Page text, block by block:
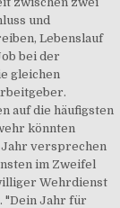
und
Lebenslauf
bei der
gleichen
auf die häufigsten
könnten
versprechen
im Zweifel
Wehrdienst
"Dein Jahr für